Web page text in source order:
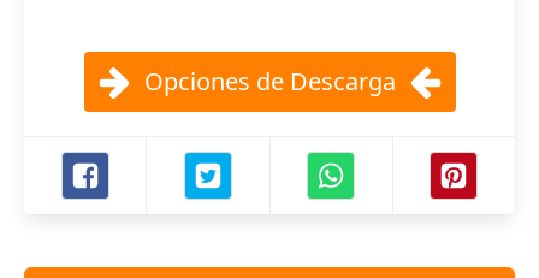
Opciones de Descarga